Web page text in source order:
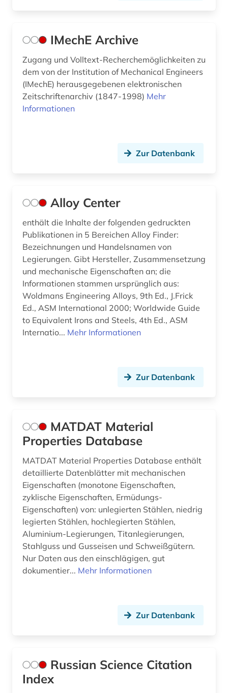
IMechE Archive
Zugang und Volltext-Recherchemöglichkeiten zu
dem von der Institution of Mechanical Engineers
(IMechE) herausgegebenen elektronischen
Zeitschriftenarchiv (1847-1998) Mehr
Informationen
Zur Datenbank
Alloy Center
enthält die Inhalte der folgenden gedruckten
Publikationen in 5 Bereichen Alloy Finder:
Bezeichnungen und Handelsnamen von
Legierungen. Gibt Hersteller, Zusammensetzung
und mechanische Eigenschaften an; die
Informationen stammen ursprünglich aus:
Woldmans Engineering Alloys, 9th Ed., J.Frick
Ed., ASM International 2000; Worldwide Guide
to Equivalent Irons and Steels, 4th Ed., ASM
Internatio... Mehr Informationen
Zur Datenbank
MATDAT Material
Properties Database
MATDAT Material Properties Database enthält
detaillierte Datenblätter mit mechanischen
Eigenschaften (monotone Eigenschaften,
zyklische Eigenschaften, Ermüdungs-
Eigenschaften) von: unlegierten Stählen, niedrig
legierten Stählen, hochlegierten Stählen,
Aluminium-Legierungen, Titanlegierungen,
Stahlguss und Gusseisen und Schweißgütern.
Nur Daten aus den einschlägigen, gut
dokumentier... Mehr Informationen
Zur Datenbank
Russian Science Citation
Index